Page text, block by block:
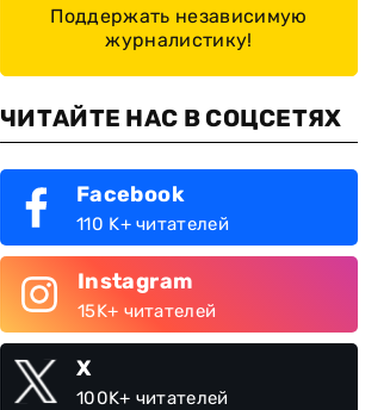
Поддержать независимую
журналистику!
ЧИТАЙТЕ НАС В СОЦСЕТЯХ
Facebook
110 K+ читателей
Instagram
15K+ читателей
X
100K+ читателей